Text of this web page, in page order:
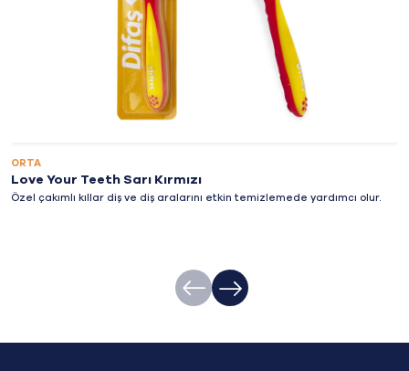
ORTA
Love Your Teeth Sarı Kırmızı
Özel çakımlı kıllar diş ve diş aralarını etkin temizlemede yardımcı olur.